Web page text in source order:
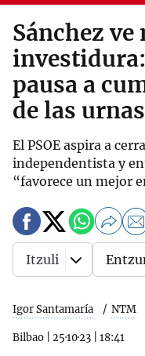
Sánchez ve
pausa a
de las
El PSOE aspira a
independentista y
“favorece un mejor
Igor Santamaría NTM
Bilbao 25·10·23 18:41
Itzuli